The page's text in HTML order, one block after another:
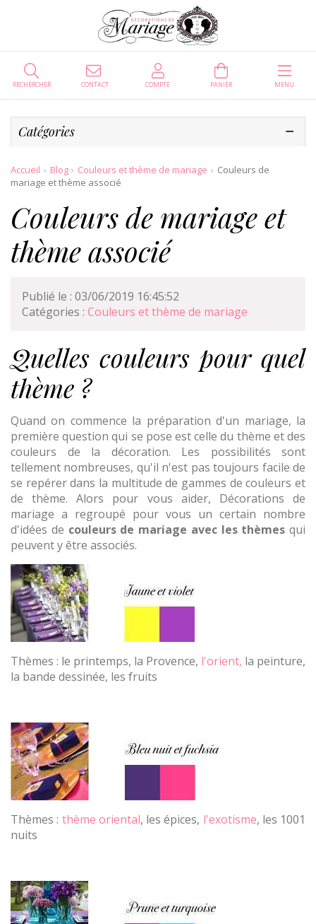
CONTACT
RECHERCHER COMPTE PANIER MENU
Catégories
Accueil Blog Couleurs et thème de mariage
Couleurs de
mariage et thème associé
Couleurs de mariage et
thème associé
Publié le : 03/06/2019 16:45:52
Catégories : Couleurs et thème de mariage
Quelles couleurs pour quel
thème ?
Quand on commence la préparation d'un mariage, la
première question qui se pose est celle du thème et des
couleurs de la décoration. Les possibilités sont
tellement nombreuses, qu'il n'est pas toujours facile de
se repérer dans la multitude de gammes de couleurs et
de thème. Alors pour vous aider, Décorations de
mariage a regroupé pour vous un certain nombre
d'idées de couleurs de mariage avec les thèmes qui
peuvent y être associés.
Thèmes : le printemps, la Provence, l'orient, la peinture,
la bande dessinée, les fruits
Thèmes : thème oriental, les épices, l'exotisme, les 1001
nuits